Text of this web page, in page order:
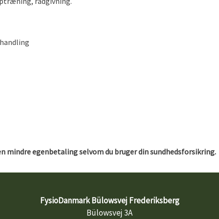
mindre egenbetaling selvom du bruger din sundhedsforsikring.
FysioDanmark Bülowsvej Frederiksberg
Bülowsvej 3A